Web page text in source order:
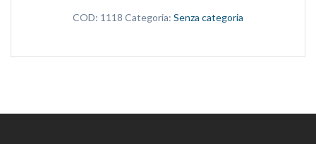
COD: 1118 Categoria: Senza categoria